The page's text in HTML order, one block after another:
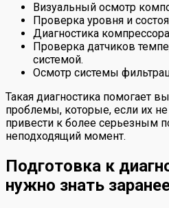
Визуальный осмотр
Проверка уровня и
Диагностика
Проверка датчиков
системой.
Осмотр системы
Такая диагностика помогает
проблемы, которые, если их не
привести к более серьезным
неподходящий момент.
Подготовка к
нужно знать